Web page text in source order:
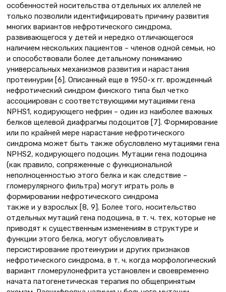
особенностей носительства отдельных их аллелей не
только позволили идентифицировать причину развития
многих вариантов нефротического синдрома,
развивающегося у детей и нередко отличающегося
наличием нескольких пациентов – членов одной семьи, но
и способствовали более детальному пониманию
универсальных механизмов развития и нарастания
протеинурии [6]. Описанный еще в 1950-х гг. врожденный
нефротический синдром финского типа был четко
ассоциирован с соответствующими мутациями гена
NPHS1, кодирующего нефрин – один из наиболее важных
белков щелевой диафрагмы подоцитов [7]. Формирование
или по крайней мере нарастание нефротического
синдрома может быть также обусловлено мутациями гена
NPHS2, кодирующего подоцин. Мутации гена подоцина
(как правило, сопряженные с функциональной
неполноценностью этого белка и как следствие –
гломерулярного фильтра) могут играть роль в
формировании нефротического синдрома
также и у взрослых [8, 9]. Более того, носительство
отдельных мутаций гена подоцина, в т. ч. тех, которые не
приводят к существенным изменениям в структуре и
функции этого белка, могут обусловливать
персистирование протеинурии и других признаков
нефротического синдрома, в т. ч. когда морфологический
вариант гломерулонефрита установлен и своевременно
начата патогенетическая терапия по общепринятым